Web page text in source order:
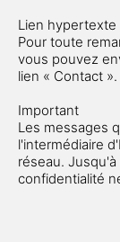
Lien hypertexte
Pour toute
vous pouvez
lien « Contact ».
Important
Les messages
l'intermédiaire
réseau.
confidentialité